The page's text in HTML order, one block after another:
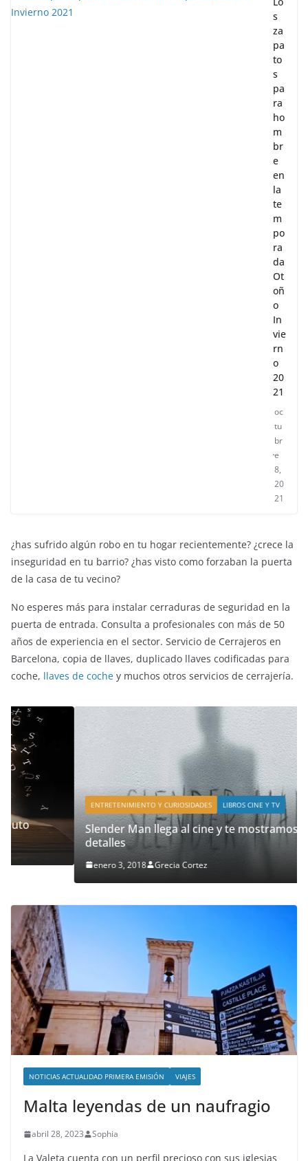
s
za
pa
to
s
pa
ra
ho
m
br
e
en
la
te
m
po
ra
da
Ot
oñ
o
In
vie
rn
o
20
21
oc
tu
br
e
8,
20
21
¿has sufrido algún robo en tu hogar recientemente? ¿crece la
inseguridad en tu barrio? ¿has visto como forzaban la puerta
de la casa de tu vecino?
No esperes más para instalar cerraduras de seguridad en la
puerta de entrada. Consulta a profesionales con más de 50
años de experiencia en el sector. Servicio de Cerrajeros en
Barcelona, copia de llaves, duplicado llaves codificadas para
coche, llaves de coche y muchos otros servicios de cerrajería.
ENTRETENIMIENTO Y CURIOSIDADES LIBROS CINE Y TV
Slender Man llega al cine y te mostramos todos los
detalles
enero 3, 2018 Grecia Cortez
NOTICIAS ACTUALIDAD PRIMERA EMISIÓN VIAJES
Malta leyendas de un naufragio
abril 28, 2023 Sophia
La Valeta cuenta con un perfil precioso con sus iglesias